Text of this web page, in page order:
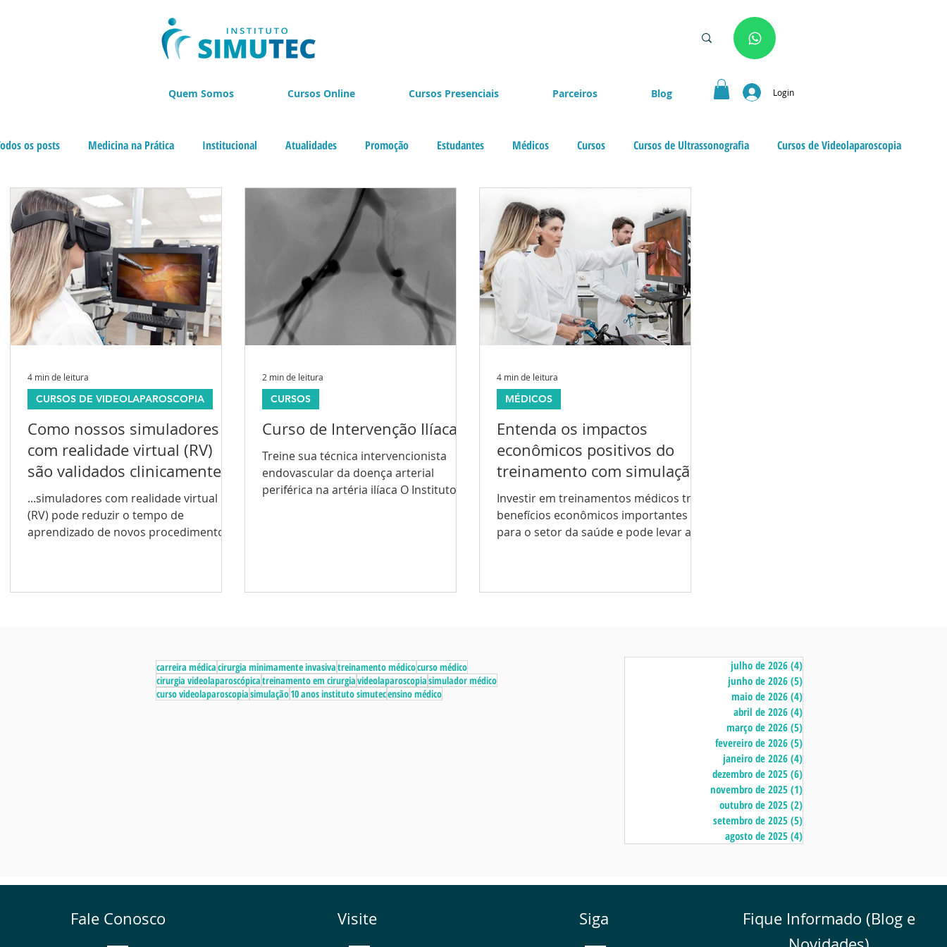
Quem Somos Cursos Online Cursos Presenciais Parceiros Blog Login
os posts Medicina na Prática Institucional Atualidades Promoção Estudantes Médicos Cursos Cursos de Ultrassonografia Cursos de Videolaparoscopia
Cursos de Endoscopia BLACK NOVEMBER
Como nossos simuladores
com realidade virtual (RV)
são validados clinicamente?
...simuladores com realidade virtual
(RV) pode reduzir o tempo de
aprendizado de novos procedimentos
CURSOS DE VIDEOLAPAROSCOPIA
4 min de leitura
Curso de Intervenção Ilíaca
Treine sua técnica intervencionista
endovascular da doença arterial
periférica na artéria ilíaca O Instituto
CURSOS
2 min de leitura
Entenda os impactos
econômicos positivos do
treinamento com simulação
nos programas de
Residência Médica
Investir em treinamentos médicos traz
benefícios econômicos importantes
para o setor da saúde e pode levar a
MÉDICOS
4 min de leitura
carreira médicacirurgia minimamente invasivatreinamento médicocurso médico
cirurgia videolaparoscópicatreinamento em cirurgiavideolaparoscopiasimulador médico
curso videolaparoscopiasimulação10 anos instituto simutecensino médico
julho de 2026 (4)
junho de 2026 (5)
maio de 2026 (4)
abril de 2026 (4)
março de 2026 (5)
fevereiro de 2026 (5)
janeiro de 2026 (4)
dezembro de 2025 (6)
novembro de 2025 (1)
outubro de 2025 (2)
setembro de 2025 (5)
agosto de 2025 (4)
Fale Conosco Visite Siga
Fique Informado (Blog e